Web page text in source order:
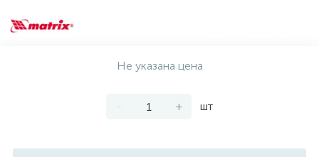
Не указана цена
- + шт